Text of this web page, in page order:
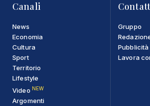
Canali
News
Economia
Cultura
Sport
Territorio
Lifestyle
Video NEW
Argomenti
Gruppo
Pubblicità
Lavora